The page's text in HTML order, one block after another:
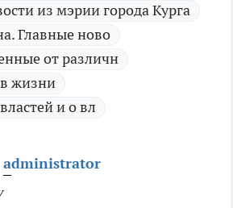
из мэрии города Курга
Главные ново
от различн
жизни
и о вл
administrator